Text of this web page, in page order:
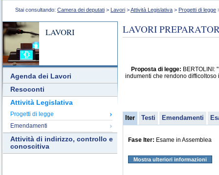
Stai consultando: Camera dei deputati > Lavori >Attività Legislativa > Progetti di legge
LAVORI
Agenda dei Lavori
Resoconti
Attività Legislativa
Progetti di legge
Emendamenti
Attività di indirizzo, controllo e
conoscitiva
LAVORI
Proposta di legge: BERTOLINI:
indumenti che rendono
Iter Testi Emendamenti
Fase Iter: Esame in Assemblea
Mostra ulteriori informazioni